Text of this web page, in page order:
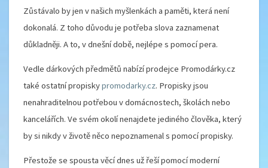
Zůstávalo by jen v našich myšlenkách a paměti, která není
dokonalá. Z toho důvodu je potřeba slova zaznamenat
důkladněji. A to, v dnešní době, nejlépe s pomocí pera.
Vedle dárkových předmětů nabízí prodejce Promodárky.cz
také ostatní propiskypromodarky.cz. Propisky jsou
nenahraditelnou potřebou v domácnostech, školách nebo
kancelářích. Ve svém okolí nenajdete jediného člověka, který
by si nikdy v životě něco nepoznamenal s pomocí propisky.
Přestože se spousta věcí dnes už řeší pomocí moderní